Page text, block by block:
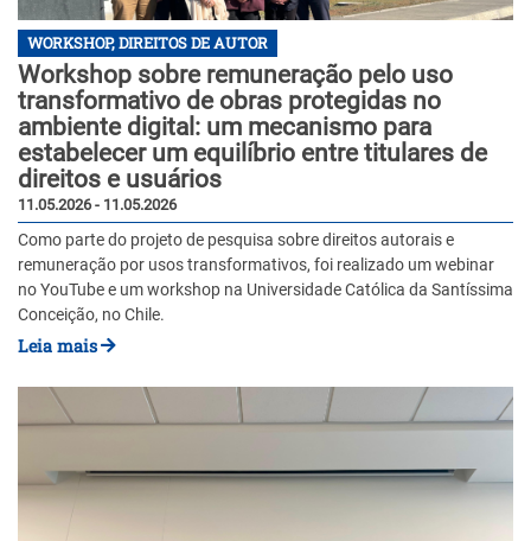
WORKSHOP, DIREITOS DE AUTOR
Workshop sobre remuneração pelo uso
transformativo de obras protegidas no
ambiente digital: um mecanismo para
estabelecer um equilíbrio entre titulares de
direitos e usuários
11.05.2026 - 11.05.2026
Como parte do projeto de pesquisa sobre direitos autorais e
remuneração por usos transformativos, foi realizado um webinar
no YouTube e um workshop na Universidade Católica da Santíssima
Conceição, no Chile.
Leia mais